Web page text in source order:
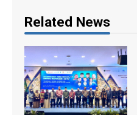
Related News